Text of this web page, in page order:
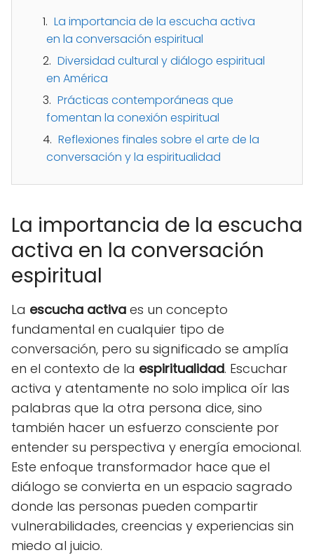
La importancia de la escucha activa
en la conversación espiritual
Diversidad cultural y diálogo espiritual
en América
Prácticas contemporáneas que
fomentan la conexión espiritual
Reflexiones finales sobre el arte de la
conversación y la espiritualidad
La importancia de la escucha
activa en la conversación
espiritual
La escucha activa es un concepto
fundamental en cualquier tipo de
conversación, pero su significado se amplía
en el contexto de la espiritualidad. Escuchar
activa y atentamente no solo implica oír las
palabras que la otra persona dice, sino
también hacer un esfuerzo consciente por
entender su perspectiva y energía emocional.
Este enfoque transformador hace que el
diálogo se convierta en un espacio sagrado
donde las personas pueden compartir
vulnerabilidades, creencias y experiencias sin
miedo al juicio.